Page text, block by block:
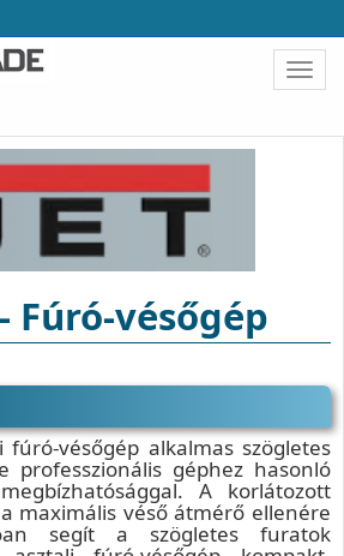
- Fúró-vésőgép
fúró-vésőgép alkalmas szögletes
professzionális géphez hasonló
A korlátozott
maximális véső átmérő ellenére
segít a szögletes furatok